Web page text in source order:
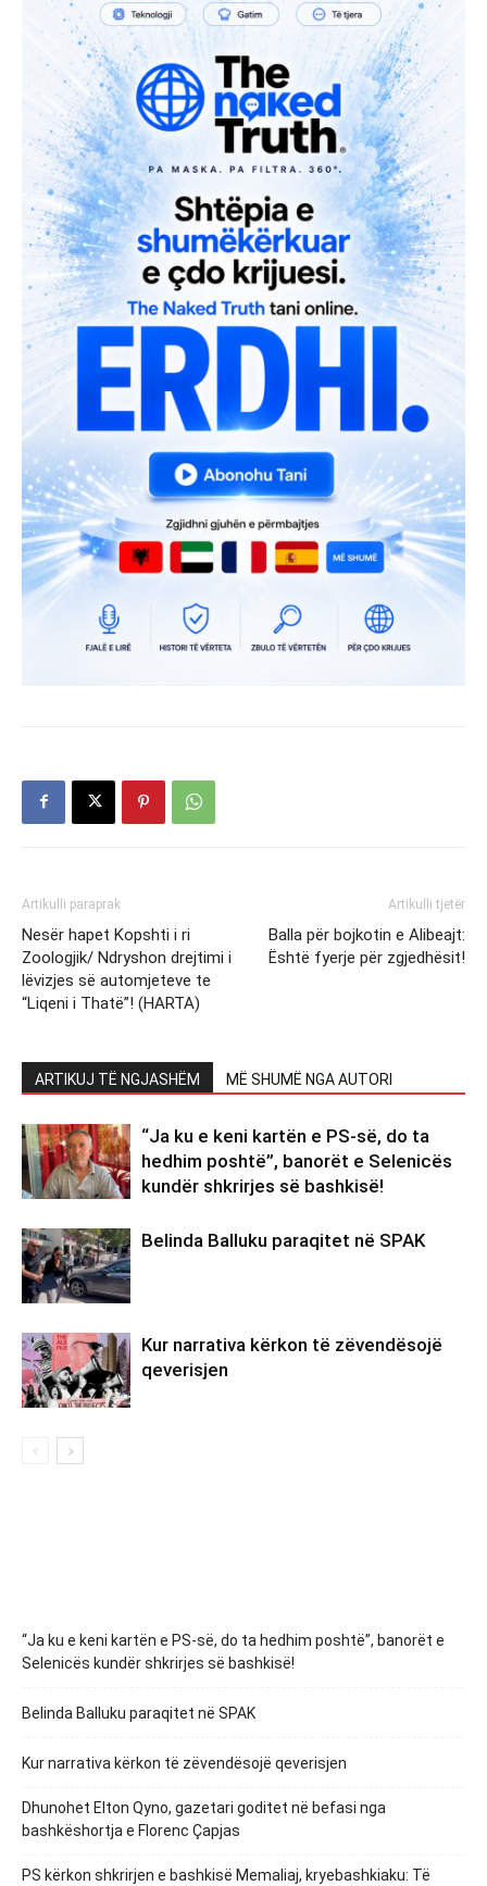
Artikulli paraprak
Nesër hapet Kopshti i ri
Zoologjik/ Ndryshon drejtimi i
lëvizjes së automjeteve te
“Liqeni i Thatë”! (HARTA)
Artikulli tjetër
Balla për bojkotin e Alibeajt:
Është fyerje për zgjedhësit!
ARTIKUJ TË NGJASHËM MË SHUMË NGA AUTORI
“Ja ku e keni kartën e PS-së, do ta
hedhim poshtë”, banorët e Selenicës
kundër shkrirjes së bashkisë!
Belinda Balluku paraqitet në SPAK
Kur narrativa kërkon të zëvendësojë
qeverisjen
“Ja ku e keni kartën e PS-së, do ta hedhim poshtë”, banorët e
Selenicës kundër shkrirjes së bashkisë!
Belinda Balluku paraqitet në SPAK
Kur narrativa kërkon të zëvendësojë qeverisjen
Dhunohet Elton Qyno, gazetari goditet në befasi nga
bashkëshortja e Florenc Çapjas
PS kërkon shkrirjen e bashkisë Memaliaj, kryebashkiaku: Të